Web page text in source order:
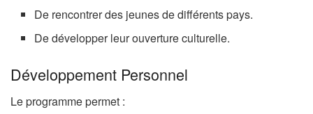
De rencontrer des jeunes de différents pays.
De développer leur ouverture culturelle.
Développement Personnel
Le programme permet :